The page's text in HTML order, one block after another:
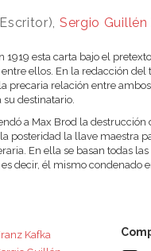
Sergio Guillén
1919 esta carta bajo el
ellos. En la redacción
precaria relación entre
destinatario.
a Max Brod la destrucción
posteridad la llave maestra
En ella se basan todas
decir, él mismo condenado
Kafka